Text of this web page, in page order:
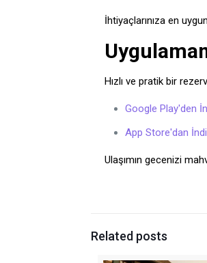
İhtiyaçlarınıza en
Hızlı ve pratik bir
Google Play'den
App Store'dan
Ulaşımın gecenizi
Related posts